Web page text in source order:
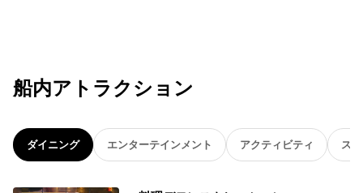
船内アトラクション
ダイニング エンターテインメント アクティビティ ス